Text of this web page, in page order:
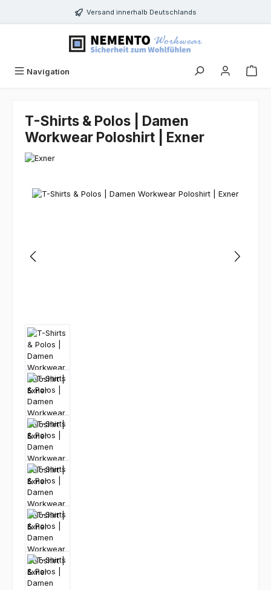
Zum Hauptinhalt springenVersand innerhalb Deutschlands
Navigation
T-Shirts & Polos | Damen
Workwear Poloshirt | Exner
Bildergalerie überspringen